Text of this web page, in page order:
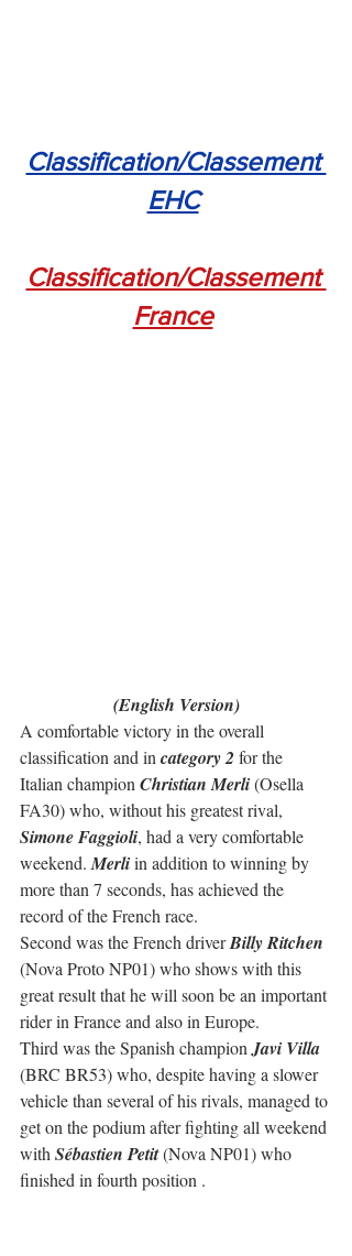
Classification/Classement
EHC
Classification/Classement
France
(English Version)
A comfortable victory in the overall
classification and in category 2 for the
Italian champion Christian Merli (Osella
FA30) who, without his greatest rival,
Simone Faggioli, had a very comfortable
weekend. Merli in addition to winning by
more than 7 seconds, has achieved the
record of the French race.
Second was the French driver Billy Ritchen
(Nova Proto NP01) who shows with this
great result that he will soon be an important
rider in France and also in Europe.
Third was the Spanish champion Javi Villa
(BRC BR53) who, despite having a slower
vehicle than several of his rivals, managed to
get on the podium after fighting all weekend
with Sébastien Petit (Nova NP01) who
finished in fourth position .